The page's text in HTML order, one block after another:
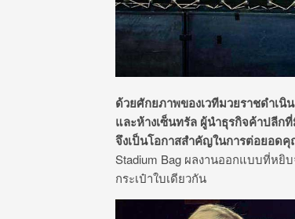
ด้วยศักยภาพของเวทีมวยราชดำเ
และห้างเซ็นทรัล ผู้นำธุรกิจค้าปลีก
จึงเป็นโอกาสสำคัญในการต่อยอดคุ
Stadium Bag ผลงานออกแบบที่หยิ
กระเป๋าใบเดียวกัน